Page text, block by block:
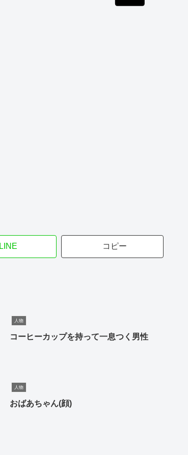
LINE コピー
人物
コーヒーカップを持って一息つく男性
人物
おばあちゃん(顔)